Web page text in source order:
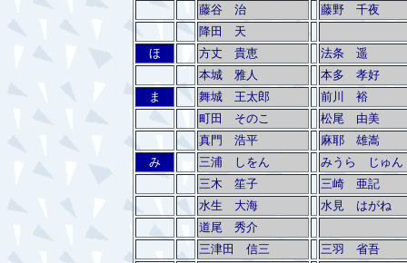
藤谷 治
藤野 千夜
降田 天
ほ
方丈 貴恵
法条 遥
本城 雅人
本多 孝好
ま
舞城 王太郎
前川 裕
町田 そのこ
松尾 由美
真門 浩平
麻耶 雄嵩
み
三浦 しをん
みうら じゅん
三木 笙子
三崎 亜記
水生 大海
水見 はがね
道尾 秀介
三津田 信三
三羽 省吾